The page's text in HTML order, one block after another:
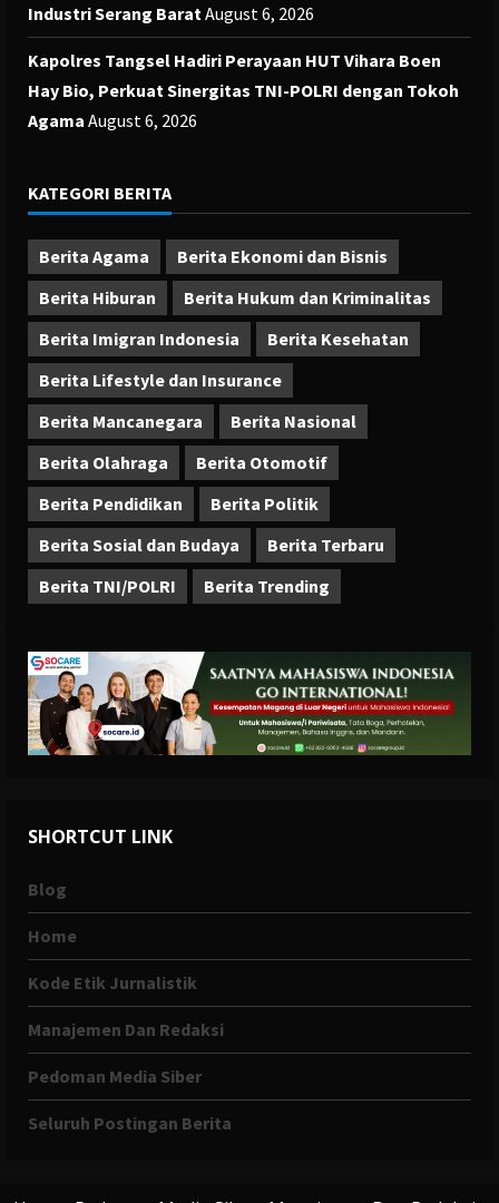
Industri Serang Barat August 6, 2026
Kapolres Tangsel Hadiri Perayaan HUT Vihara Boen
Hay Bio, Perkuat Sinergitas TNI-POLRI dengan Tokoh
Agama August 6, 2026
KATEGORI BERITA
Berita Agama
Berita Ekonomi dan Bisnis
Berita Hiburan
Berita Hukum dan Kriminalitas
Berita Imigran Indonesia
Berita Kesehatan
Berita Lifestyle dan Insurance
Berita Mancanegara
Berita Nasional
Berita Olahraga
Berita Otomotif
Berita Pendidikan
Berita Politik
Berita Sosial dan Budaya
Berita Terbaru
Berita TNI/POLRI
Berita Trending
SHORTCUT LINK
Blog
Home
Kode Etik Jurnalistik
Manajemen Dan Redaksi
Pedoman Media Siber
Seluruh Postingan Berita